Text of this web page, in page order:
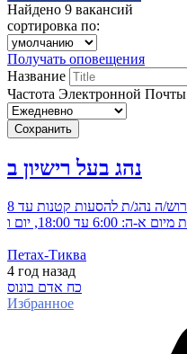
Найдено 9 вакансий
сортировка по:
Получать оповещения
Название
Частота Электронной Почты
Сохранить
נהג בעל רישיון ב
פתח תקווה. בחברה כוח אדם דרוש/ה נהג/ת להסעות קטנות עד 8
Петах-Тиква
4 год назад
כח אדם בונוס
Избранное